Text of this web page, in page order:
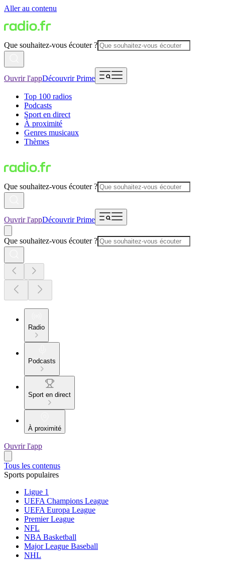
Aller au contenu
Que souhaitez-vous écouter ?
Ouvrir l'appDécouvrir Prime
Top 100 radios
Podcasts
Sport en direct
À proximité
Genres musicaux
Thèmes
Que souhaitez-vous écouter ?
Ouvrir l'appDécouvrir Prime
Que souhaitez-vous écouter ?
Radio
Podcasts
Sport en direct
À proximité
Ouvrir l'app
Tous les contenus
Sports populaires
Ligue 1
UEFA Champions League
UEFA Europa League
Premier League
NFL
NBA Basketball
Major League Baseball
NHL